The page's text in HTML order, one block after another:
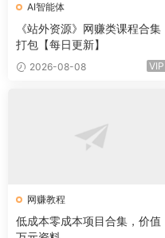
AI智能体
《站外资源》网赚类课程合集
打包【每日更新】
2026-08-08 VIP
网赚教程
低成本零成本项目合集，价值